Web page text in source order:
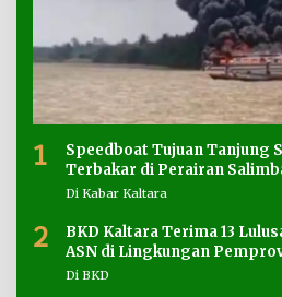
1
Speedboat Tujuan Tanjung
Terbakar di Perairan
Di Kabar Kaltara
2
BKD Kaltara Terima 13
ASN di Lingkungan
Di BKD